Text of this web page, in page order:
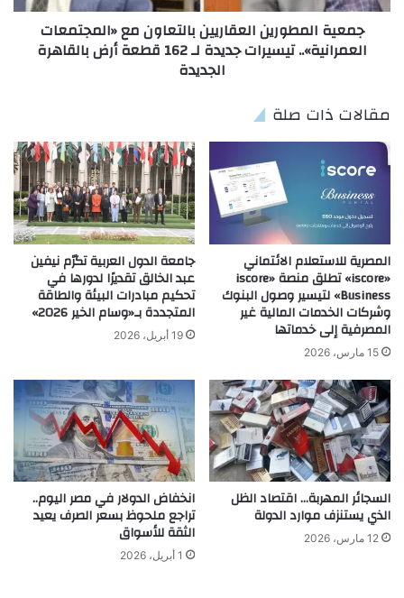
​جمعية المطورين العقاريين بالتعاون مع «المجتمعات
العمرانية».. تيسيرات جديدة لـ 162 قطعة أرض بالقاهرة
الجديدة
مقالات ذات صلة
المصرية للاستعلام الائتماني
«iscore» تطلق منصة «iscore
Business» لتيسير وصول البنوك
وشركات الخدمات المالية غير
المصرفية إلى خدماتها
15 مارس، 2026
جامعة الدول العربية تكرّم نيفين
عبد الخالق تقديرًا لدورها في
تحكيم مبادرات البيئة والطاقة
المتجددة بـ«وسام الخير 2026»
19 أبريل، 2026
السجائر المهربة… اقتصاد الظل
الذي يستنزف موارد الدولة
12 مارس، 2026
انخفاض الدولار في مصر اليوم..
تراجع ملحوظ بسعر الصرف يعيد
الثقة للأسواق
1 أبريل، 2026